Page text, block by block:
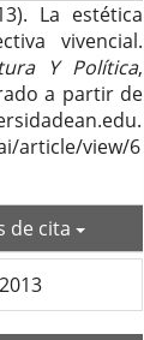
La estética
vivencial.
Y Política,
a partir de
article/view/6
de cita